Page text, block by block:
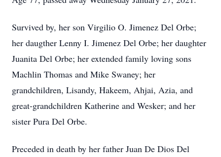
Survived by, her son Virgilio O. Jimenez Del Orbe;
her daugther Lenny I. Jimenez Del Orbe; her daughter
Juanita Del Orbe; her extended family loving sons
Machlin Thomas and Mike Swaney; her
grandchildren, Lisandy, Hakeem, Ahjai, Azia, and
great-grandchildren Katherine and Wesker; and her
sister Pura Del Orbe.
Preceded in death by her father Juan De Dios Del